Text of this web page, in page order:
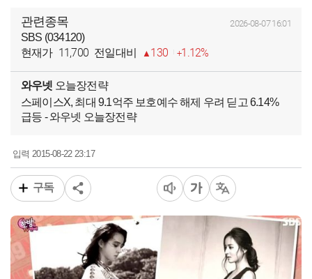
관련종목 2026-08-07 16:01
SBS (034120)
현재가 11,700 전일대비 130 1.12%
와우넷 오늘장전략
스페이스X, 최대 9.1억주 보호예수 해제 우려 딛고 6.14%
급등 - 와우넷 오늘장전략
입력 2015-08-22 23:17
구독